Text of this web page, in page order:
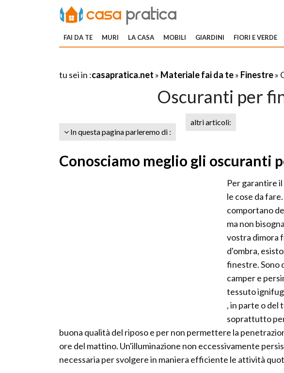
FAI DA TE MURI LA CASA MOBILI GIARDINI FIORI E VERDE
tu sei in :casapratica.net » Materiale fai da te» Finestre»
Oscuranti per
In questa pagina parleremo di :
altri articoli:
Conosciamo meglio gli oscuranti
Per garantire
le cose da
comportano
ma non
vostra dimora
d'ombra,
finestre. Sono
camper e
tessuto
, in parte o del
soprattutto
buona qualità del riposo e per non permettere la
ore del mattino. Un'illuminazione non eccessivamente
necessaria per svolgere in maniera efficiente le attività